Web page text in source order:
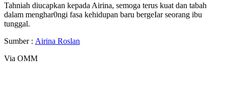
Tahniah diucapkan kepada Airina, semoga terus kuat dan tabah
dalam menghar0ngi fasa kehidupan baru bergeIar seorang ibu
tunggal.
Sumber : Airina Roslan
Via OMM